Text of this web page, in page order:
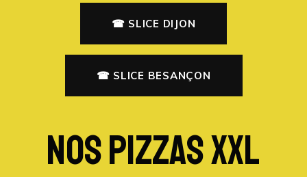
☎ SLICE DIJON
☎ SLICE BESANÇON
NOS PIZZAS XXL